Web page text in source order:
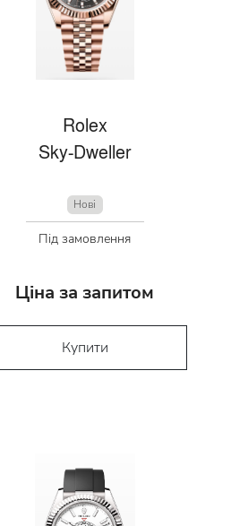
Rolex
Sky-Dweller
Нові
Під замовлення
Ціна за запитом
Купити